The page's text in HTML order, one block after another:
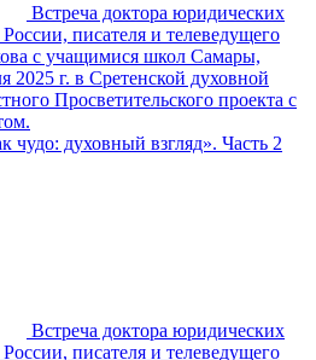
Встреча доктора юридических
писателя и телеведущего
с учащимися школ Самары,
2025 г. в Сретенской духовной
Просветительского проекта с
чудо: духовный взгляд». Часть 2
Встреча доктора юридических
писателя и телеведущего